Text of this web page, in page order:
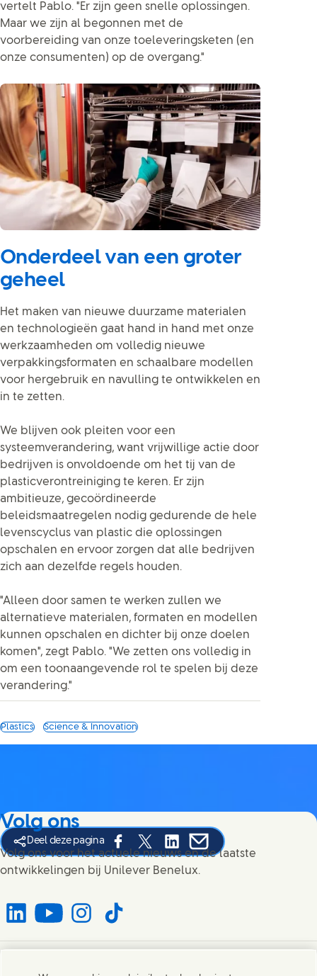
vertelt Pablo. "Er zijn geen snelle oplossingen.
Maar we zijn al begonnen met de
voorbereiding van onze toeleveringsketen (en
onze consumenten) op de overgang."
Onderdeel van een groter
geheel
Het maken van nieuwe duurzame materialen
en technologieën gaat hand in hand met onze
werkzaamheden om volledig nieuwe
verpakkingsformaten en schaalbare modellen
voor hergebruik en navulling te ontwikkelen en
in te zetten.
We blijven ook pleiten voor een
systeemverandering, want vrijwillige actie door
bedrijven is onvoldoende om het tij van de
plasticverontreiniging te keren. Er zijn
ambitieuze, gecoördineerde
beleidsmaatregelen nodig gedurende de hele
levenscyclus van plastic die oplossingen
opschalen en ervoor zorgen dat alle bedrijven
zich aan dezelfde regels houden.
"Alleen door samen te werken zullen we
alternatieve materialen, formaten en modellen
kunnen opschalen en dichter bij onze doelen
komen", zegt Pablo. "We zetten ons volledig in
om een toonaangevende rol te spelen bij deze
verandering."
Plastics Science & Innovation
Deel deze pagina
Share this page on Facebook
Share this page on X
Share this page on Linked In
Share this page on E-
Volg ons
Volg ons voor het actuele nieuws en de laatste
ontwikkelingen bij Unilever Benelux.
with us on LinkedIn
Connect with us on YouTube
Connect with us on Instagram
Connect with us on TikTok